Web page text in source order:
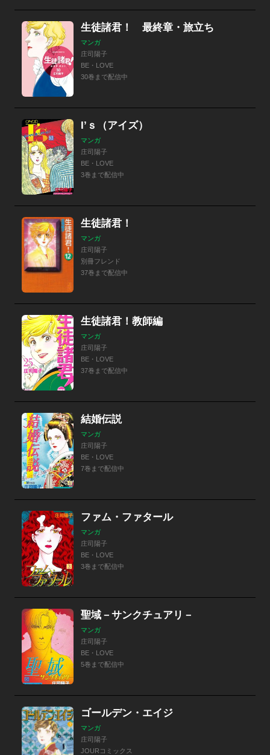
生徒諸君！ 最終章・旅立ち
マンガ
庄司陽子
BE・LOVE
30巻まで配信中
I’ｓ（アイズ）
マンガ
庄司陽子
BE・LOVE
3巻まで配信中
生徒諸君！
マンガ
庄司陽子
別冊フレンド
37巻まで配信中
生徒諸君！教師編
マンガ
庄司陽子
BE・LOVE
37巻まで配信中
結婚伝説
マンガ
庄司陽子
BE・LOVE
7巻まで配信中
ファム・ファタール
マンガ
庄司陽子
BE・LOVE
3巻まで配信中
聖域－サンクチュアリ－
マンガ
庄司陽子
BE・LOVE
5巻まで配信中
ゴールデン・エイジ
マンガ
庄司陽子
JOURコミックス